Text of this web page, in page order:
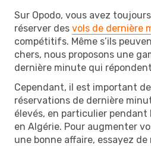
Sur Opodo, vous avez
réserver des vols de dernière
compétitifs. Même s’ils
chers, nous proposons une
dernière minute qui
Cependant, il est important
réservations de dernière
élevés, en particulier pendant
en Algérie. Pour augmenter
une bonne affaire, essayez